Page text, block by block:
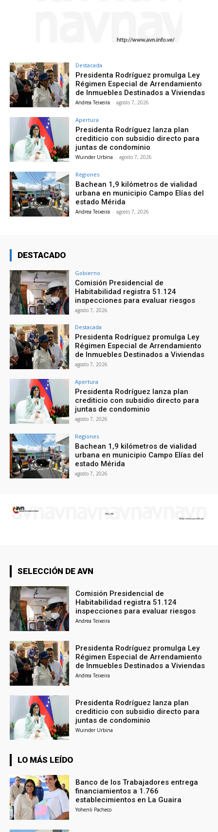
Destacada
Presidenta Rodríguez promulga Ley
Régimen Especial de Arrendamiento
de Inmuebles Destinados a Viviendas
Andrea Teixeira - agosto 7, 2026
Apertura
Presidenta Rodríguez lanza plan
crediticio con subsidio directo para
juntas de condominio
Wuinder Urbina - agosto 7, 2026
Regiones
Bachean 1,9 kilómetros de vialidad
urbana en municipio Campo Elías del
estado Mérida
Andrea Teixeira - agosto 7, 2026
DESTACADO
Gobierno
Comisión Presidencial de
Habitabilidad registra 51.124
inspecciones para evaluar riesgos
agosto 7, 2026
Destacada
Presidenta Rodríguez promulga Ley
Régimen Especial de Arrendamiento
de Inmuebles Destinados a Viviendas
agosto 7, 2026
Apertura
Presidenta Rodríguez lanza plan
crediticio con subsidio directo para
juntas de condominio
agosto 7, 2026
Regiones
Bachean 1,9 kilómetros de vialidad
urbana en municipio Campo Elías del
estado Mérida
agosto 7, 2026
SELECCIÓN DE AVN
Comisión Presidencial de
Habitabilidad registra 51.124
inspecciones para evaluar riesgos
Andrea Teixeira
Presidenta Rodríguez promulga Ley
Régimen Especial de Arrendamiento
de Inmuebles Destinados a Viviendas
Andrea Teixeira
Presidenta Rodríguez lanza plan
crediticio con subsidio directo para
juntas de condominio
Wuinder Urbina
LO MÁS LEÍDO
Banco de los Trabajadores entrega
financiamientos a 1.766
establecimientos en La Guaira
Yohenli Pacheco